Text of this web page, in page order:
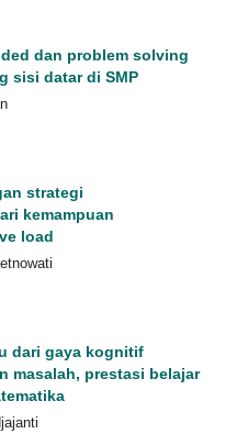
dan problem solving
sisi datar di SMP
strategi
kemampuan
load
dari gaya kognitif
masalah, prestasi belajar